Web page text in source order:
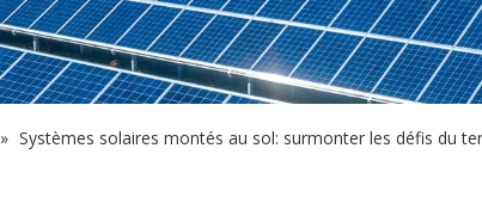
» Systèmes solaires montés au sol: surmonter les défis du